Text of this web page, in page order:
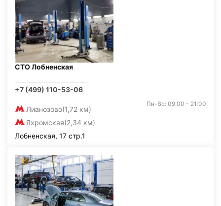
СТО Лобненская
+7 (499) 110-53-06
Лианозово(1,72 км)
Яхромская(2,34 км)
Пн-Вс: 09:00 - 21:00
Лобненская, 17 стр.1